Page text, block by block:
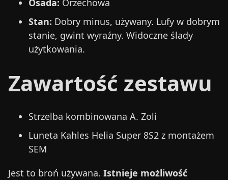
Osada: Orzechowa
Stan: Dobry minus, używany. Lufy w dobrym
stanie, gwint wyraźny. Widoczne ślady
użytkowania.
Zawartość zestawu
Strzelba kombinowana A. Zoli
Luneta Kahles Helia Super 8S2 z montażem
SEM
Jest to broń używana. Istnieje możliwość